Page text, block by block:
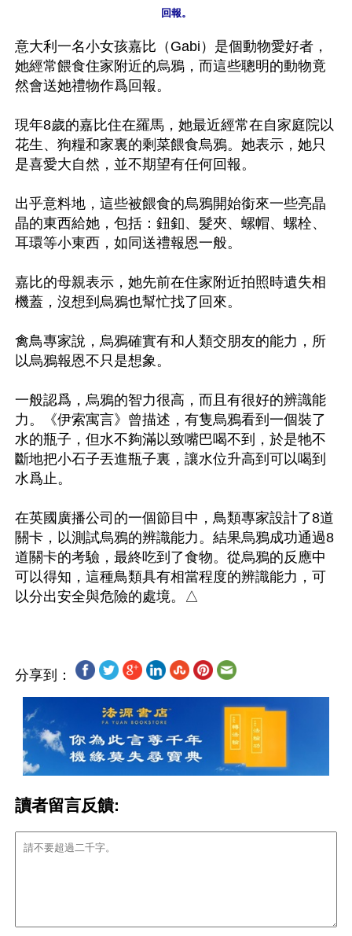
意大利一名小女孩嘉比（Gabi）是個動物愛好者，
她經常餵食住家附近的烏鴉，而這些聰明的動物竟
然會送她禮物作爲回報。
現年8歲的嘉比住在羅馬，她最近經常在自家庭院以
花生、狗糧和家裏的剩菜餵食烏鴉。她表示，她只
是喜愛大自然，並不期望有任何回報。
出乎意料地，這些被餵食的烏鴉開始銜來一些亮晶
晶的東西給她，包括：鈕釦、髮夾、螺帽、螺栓、
耳環等小東西，如同送禮報恩一般。
嘉比的母親表示，她先前在住家附近拍照時遺失相
機蓋，沒想到烏鴉也幫忙找了回來。
禽鳥專家說，烏鴉確實有和人類交朋友的能力，所
以烏鴉報恩不只是想象。
一般認爲，烏鴉的智力很高，而且有很好的辨識能
力。《伊索寓言》曾描述，有隻烏鴉看到一個裝了
水的瓶子，但水不夠滿以致嘴巴喝不到，於是牠不
斷地把小石子丟進瓶子裏，讓水位升高到可以喝到
水爲止。
在英國廣播公司的一個節目中，鳥類專家設計了8道
關卡，以測試烏鴉的辨識能力。結果烏鴉成功通過8
道關卡的考驗，最終吃到了食物。從烏鴉的反應中
可以得知，這種鳥類具有相當程度的辨識能力，可
分享到：
讀者留言反饋: